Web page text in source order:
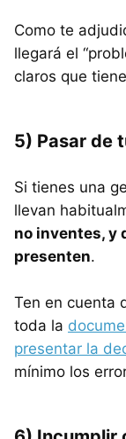
Como te
llegará el
claros que
5) Pasar de
Si tienes una
llevan
no inventes, y
presenten.
Ten en cuenta
toda la
presentar la
mínimo los